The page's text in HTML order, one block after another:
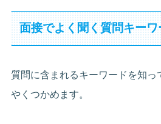
面接でよく聞く質問キーワ
質問に含まれるキーワードを知っ
やくつかめます。